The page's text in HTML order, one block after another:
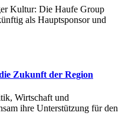
Kultur: Die Haufe Group
als Hauptsponsor und
Zukunft der Region
Wirtschaft und
ihre Unterstützung für den